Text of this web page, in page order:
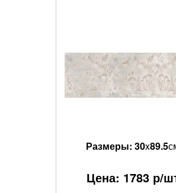
Размеры: 30x89.5
Цена: 1783р/